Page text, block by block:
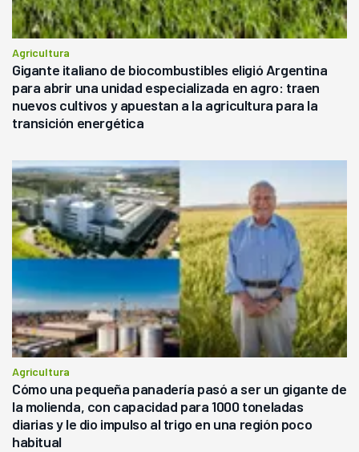
Agricultura
Gigante italiano de biocombustibles eligió Argentina
para abrir una unidad especializada en agro: traen
nuevos cultivos y apuestan a la agricultura para la
transición energética
Agricultura
Cómo una pequeña panadería pasó a ser un gigante de
la molienda, con capacidad para 1000 toneladas
diarias y le dio impulso al trigo en una región poco
habitual